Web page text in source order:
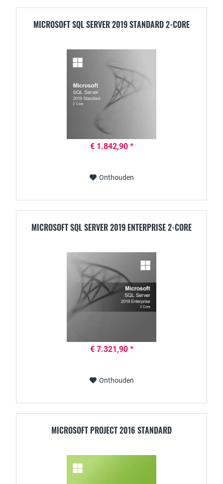
MICROSOFT SQL SERVER 2019 STANDARD 2-CORE
€ 1.842,90 *
Onthouden
MICROSOFT SQL SERVER 2019 ENTERPRISE 2-CORE
€ 7.321,90 *
Onthouden
MICROSOFT PROJECT 2016 STANDARD